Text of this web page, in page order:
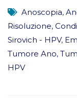
Anoscopia,
Risoluzione,
Sirovich - HPV,
Tumore Ano,
HPV